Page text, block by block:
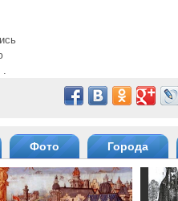
.
Фото Города